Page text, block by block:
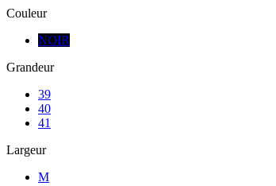
Couleur
NOIR
Grandeur
39
40
41
Largeur
M